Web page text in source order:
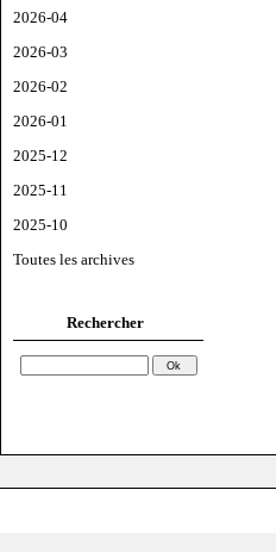
2026-04
2026-03
2026-02
2026-01
2025-12
2025-11
2025-10
Toutes les archives
Rechercher